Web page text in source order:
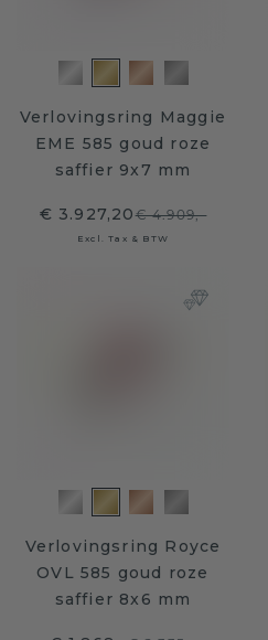
Verlovingsring Maggie
EME 585 goud roze
saffier 9x7 mm
€ 3.927,20€ 4.909,-
Excl. Tax & BTW
Verlovingsring Royce
OVL 585 goud roze
saffier 8x6 mm